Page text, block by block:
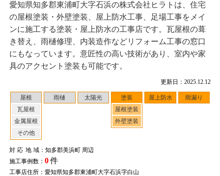
更新日：2025.12.12
屋根
瓦屋根
金属屋根
その他
雨樋 太陽光
塗装
屋根塗装
外壁塗装
屋上防水 雨漏り
対応地域：知多郡美浜町 周辺
施工事例数： 0件
工事店住所：愛知県知多郡東浦町大字石浜字白山
愛知県知多郡東浦町大字石浜の株式会社ヒラトは、住宅
の屋根塗装・外壁塗装、屋上防水工事、足場工事をメイ
ンに施工する塗装・屋上防水の工事店です。瓦屋根の葺
き替え、雨樋修理、内装造作などリフォーム工事の窓口
にもなっています。意匠性の高い技術があり、室内や家
具のアクセント塗装も可能です。